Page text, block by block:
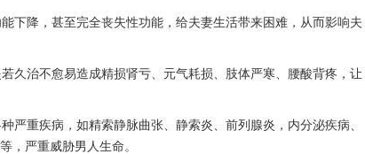
下降，甚至完全丧失性功能，给夫妻生活带来困难，从而影响夫
久治不愈易造成精损肾亏、元气耗损、肢体严寒、腰酸背疼，让
严重疾病，如精索静脉曲张、静索炎、前列腺炎，内分泌疾病、
，严重威胁男人生命。